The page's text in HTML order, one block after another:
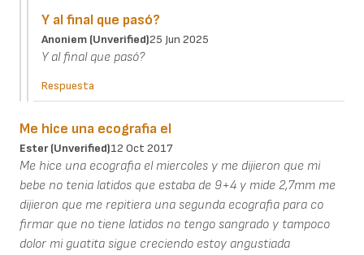
Y al final que pasó?
Anoniem (unverified)25 Jun 2025
Y al final que pasó?
Respuesta
Me hice una ecografia el
Ester (unverified)12 Oct 2017
Me hice una ecografia el miercoles y me dijieron que mi
bebe no tenia latidos que estaba de 9+4 y mide 2,7mm me
dijieron que me repitiera una segunda ecografia para co
firmar que no tiene latidos no tengo sangrado y tampoco
dolor mi guatita sigue creciendo estoy angustiada